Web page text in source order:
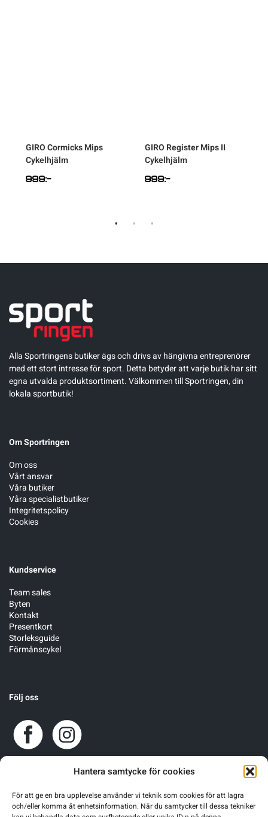
Hantera samtycke för cookies
För att ge en bra upplevelse använder vi teknik som cookies för att lagra
och/eller komma åt enhetsinformation. När du samtycker till dessa tekniker
GIROCormicks Mips
Cykelhjälm
999:-
GIRO Register Mips II
Cykelhjälm
999:-
Alla Sportringens butiker ägs och drivs av hängivna entreprenörer
med ett stort intresse för sport. Detta betyder att varje butik har sitt
egna utvalda produktsortiment. Välkommen till Sportringen, din
lokala sportbutik!
Om Sportringen
Om oss
Vårt ansvar
Våra butiker
Våra specialistbutiker
Integritetspolicy
Cookies
Kundservice
Team sales
Byten
Kontakt
Presentkort
Storleksguide
Förmånscykel
Följ oss